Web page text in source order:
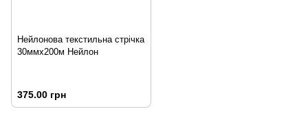
Нейлонова текстильна стрічка
30ммх200м Нейлон
375.00 грн